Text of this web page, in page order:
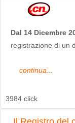
Dal 14 Dicembre
registrazione di un
continua...
3984 click